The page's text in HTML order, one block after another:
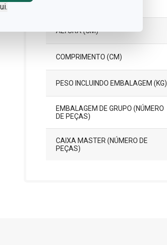
ALTURA (CM)
COMPRIMENTO (CM)
PESO INCLUINDO EMBALAGEM (KG)
EMBALAGEM DE GRUPO (NÚMERO
DE PEÇAS)
CAIXA MASTER (NÚMERO DE
PEÇAS)